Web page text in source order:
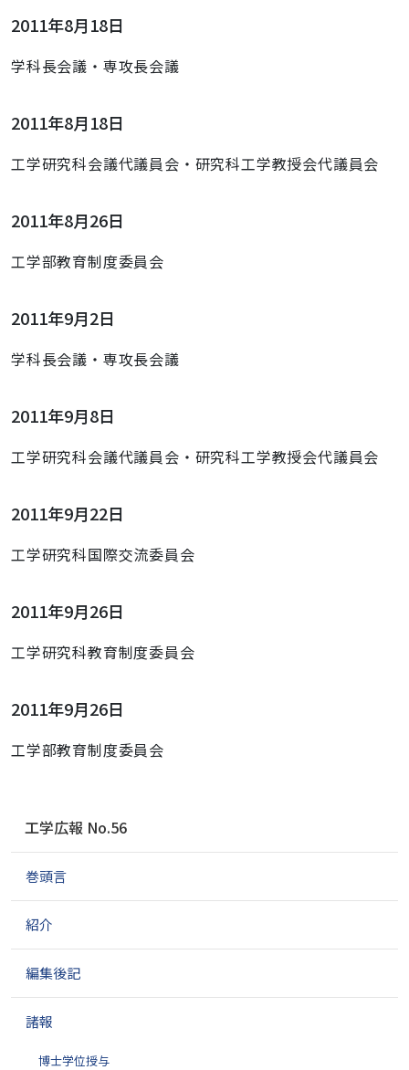
2011年8月18日
学科長会議・専攻長会議
2011年8月18日
工学研究科会議代議員会・研究科工学教授会代議員会
2011年8月26日
工学部教育制度委員会
2011年9月2日
学科長会議・専攻長会議
2011年9月8日
工学研究科会議代議員会・研究科工学教授会代議員会
2011年9月22日
工学研究科国際交流委員会
2011年9月26日
工学研究科教育制度委員会
2011年9月26日
工学部教育制度委員会
ゲ
シ
ン
工学広報 No.56
巻頭言
紹介
編集後記
諸報
博士学位授与